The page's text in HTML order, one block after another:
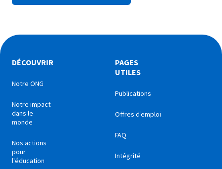
DÉCOUVRIR
Notre ONG
Notre impact
dans le
monde
Nos actions
pour
l'éducation
PAGES
UTILES
Publications
Offres d’emploi
FAQ
Intégrité